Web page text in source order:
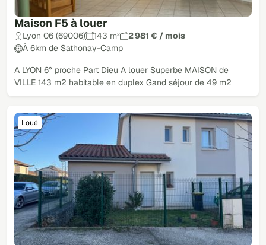
Maison F5 à louer
Lyon 06 (69006) 143 m²
2 981 € / mois
À 6km de Sathonay-Camp
A LYON 6° proche Part Dieu A louer Superbe MAISON de
VILLE 143 m2 habitable en duplex Gand séjour de 49 m2
Loué